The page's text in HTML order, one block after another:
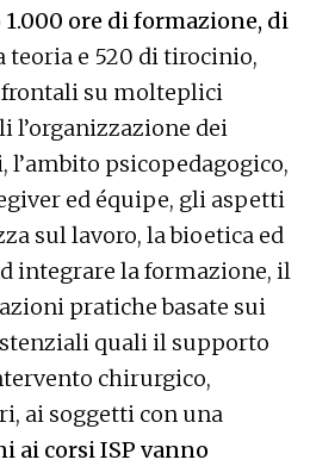
ore di formazione, di
teoria e 520 di tirocinio,
su molteplici
l’organizzazione dei
l’ambito psicopedagogico,
ed équipe, gli aspetti
sul lavoro, la bioetica ed
integrare la formazione, il
pratiche basate sui
quali il supporto
chirurgico,
ai soggetti con una
ai corsi ISP vanno